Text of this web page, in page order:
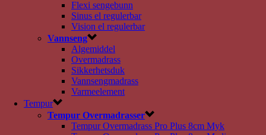
Flexi sengebunn
Sinus el regulerbar
Vision el regulerbar
Vannseng
Algemiddel
Overmadrass
Sikkerhetsduk
Vannsengmadrass
Varmeelement
Tempur
Tempur Overmadrasser
Tempur Overmadrass Pro Plus 8cm Myk